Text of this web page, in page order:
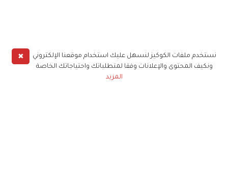
✖
نستخدم ملفات الكوكيز لنسهل عليك استخدام موقعنا الإلكتروني
ونكيف المحتوى والإعلانات وفقا لمتطلباتك واحتياجاتك الخاصة
المزيد